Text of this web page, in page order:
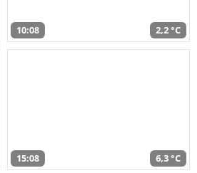
10:08 2,2 °C
15:08 6,3 °C